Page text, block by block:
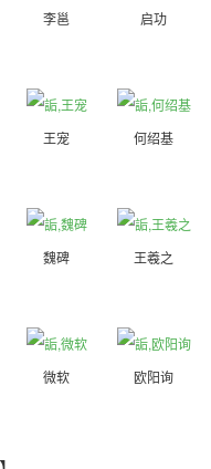
李邕 启功
王宠 何绍基
魏碑 王羲之
微软 欧阳询